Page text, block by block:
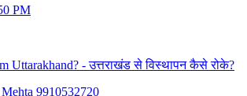
PM
Uttarakhand? - उत्तराखंड से विस्थापन कैसे रोके?
9910532720